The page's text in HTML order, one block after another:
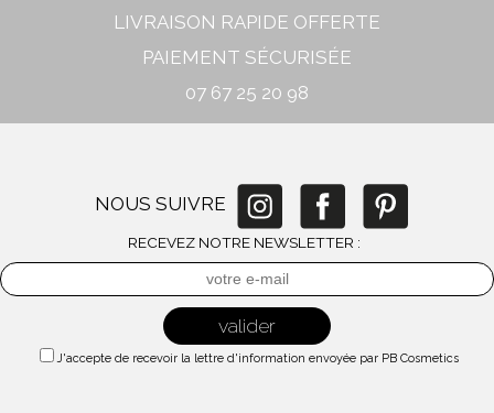
LIVRAISON RAPIDE OFFERTE
PAIEMENT SÉCURISÉE
07 67 25 20 98
NOUS SUIVRE
RECEVEZ NOTRE NEWSLETTER :
J'accepte de recevoir la lettre d'information envoyée par PB Cosmetics